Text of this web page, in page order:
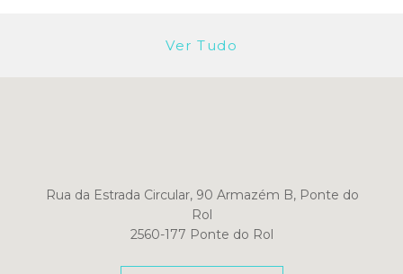
Ver Tudo
Rua da Estrada Circular, 90 Armazém B, Ponte do
Rol
2560-177 Ponte do Rol